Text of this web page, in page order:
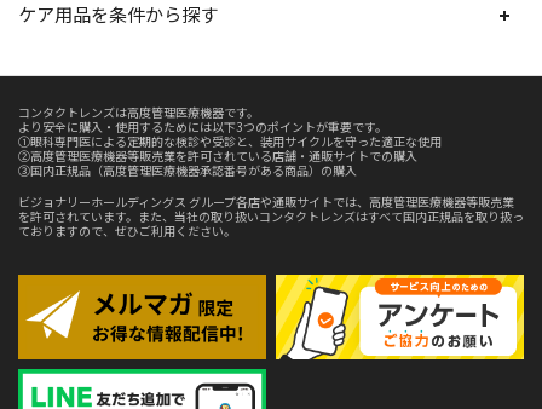
ケア用品を条件から探す
コンタクトレンズは高度管理医療機器です。
より安全に購入・使用するためには以下3つのポイントが重要です。
①眼科専門医による定期的な検診や受診と、装用サイクルを守った適正な使用
②高度管理医療機器等販売業を許可されている店舗・通販サイトでの購入
③国内正規品（高度管理医療機器承認番号がある商品）の購入
ビジョナリーホールディングス グループ各店や通販サイトでは、高度管理医療機器等販売業
を許可されています。また、当社の取り扱いコンタクトレンズはすべて国内正規品を取り扱っ
ておりますので、ぜひご利用ください。